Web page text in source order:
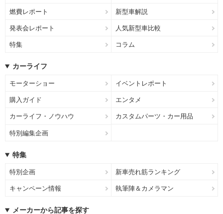
燃費レポート 新型車解説
発表会レポート 人気新型車比較
特集 コラム
カーライフ
モーターショー イベントレポート
購入ガイド エンタメ
カーライフ・ノウハウ カスタムパーツ・カー用品
特別編集企画
特集
特別企画 新車売れ筋ランキング
キャンペーン情報 執筆陣＆カメラマン
メーカーから記事を探す